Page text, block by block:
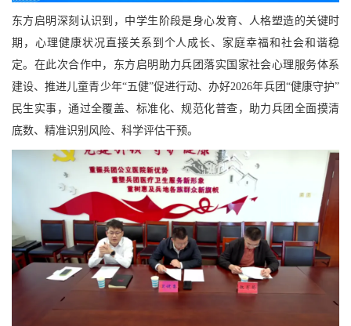
东方启明深刻认识到，中学生阶段是身心发育、人格塑造的关键时
期，心理健康状况直接关系到个人成长、家庭幸福和社会和谐稳
定。在此次合作中，东方启明助力兵团落实国家社会心理服务体系
建设、推进儿童青少年“五健”促进行动、办好2026年兵团“健康守护”
民生实事，通过全覆盖、标准化、规范化普查，助力兵团全面摸清
底数、精准识别风险、科学评估干预。